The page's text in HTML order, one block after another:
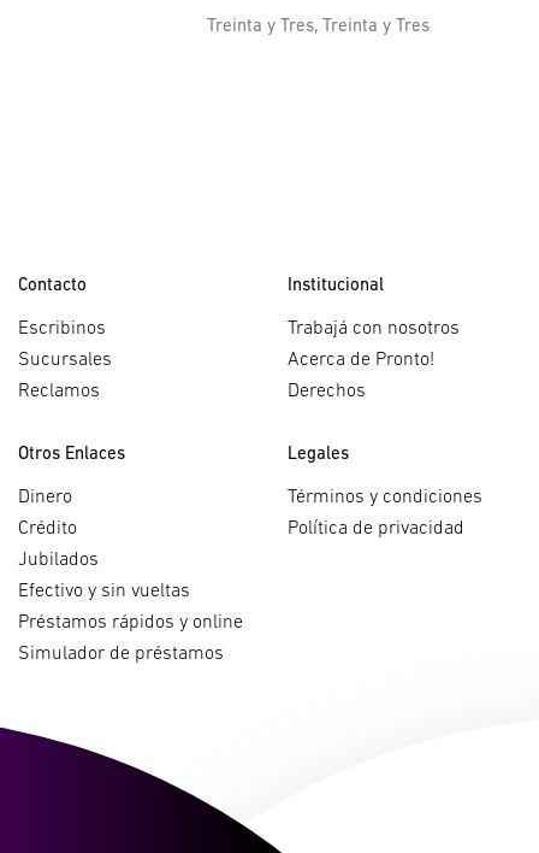
Treinta y Tres, Treinta y Tres
Contacto
Escribinos
Sucursales
Reclamos
Institucional
Trabajá con nosotros
Acerca de Pronto!
Derechos
Otros Enlaces
Dinero
Crédito
Jubilados
Efectivo y sin vueltas
Préstamos rápidos y online
Simulador de préstamos
Legales
Términos y condiciones
Política de privacidad